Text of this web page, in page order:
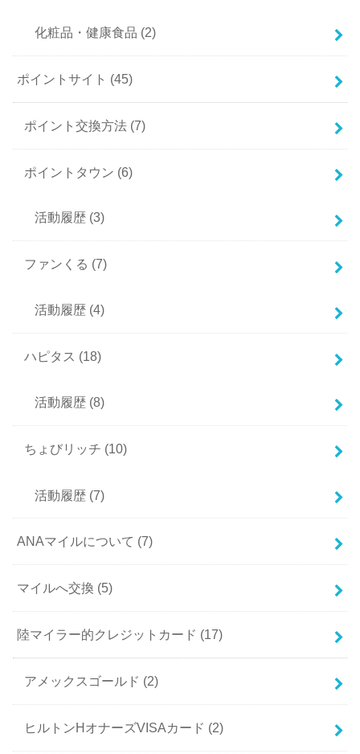
化粧品・健康食品 (2)
ポイントサイト (45)
ポイント交換方法 (7)
ポイントタウン (6)
活動履歴 (3)
ファンくる (7)
活動履歴 (4)
ハピタス (18)
活動履歴 (8)
ちょびリッチ (10)
活動履歴 (7)
ANAマイルについて (7)
マイルへ交換 (5)
陸マイラー的クレジットカード (17)
アメックスゴールド (2)
ヒルトンHオナーズVISAカード (2)